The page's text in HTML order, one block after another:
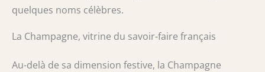
quelques noms célèbres.
La Champagne, vitrine du savoir-faire français
Au-delà de sa dimension festive, la Champagne